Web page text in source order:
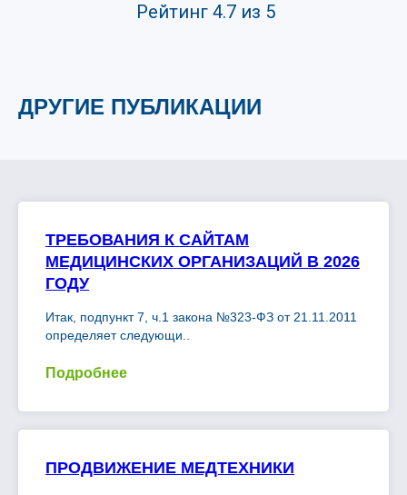
Рейтинг 4.7 из 5
ДРУГИЕ ПУБЛИКАЦИИ
ТРЕБОВАНИЯ К САЙТАМ
МЕДИЦИНСКИХ ОРГАНИЗАЦИЙ В 2026
ГОДУ
Итак, подпункт 7, ч.1 закона №323-ФЗ от 21.11.2011
определяет следующи..
Подробнее
ПРОДВИЖЕНИЕ МЕДТЕХНИКИ